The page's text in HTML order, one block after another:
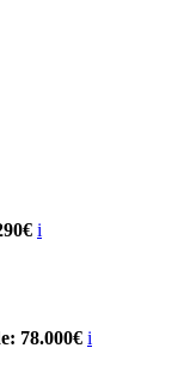
i
78.000€ i